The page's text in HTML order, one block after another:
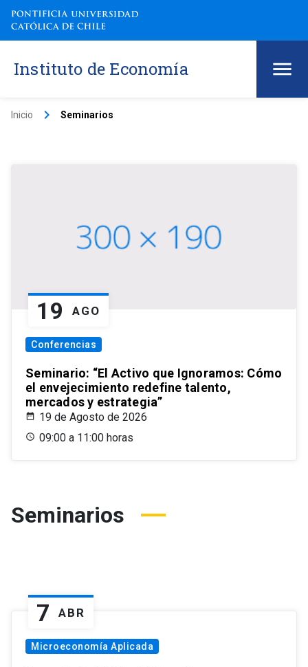
Instituto de Economía
Inicio keyboard_arrow_right Seminarios
19 AGO
Conferencias
Seminario: “El Activo que Ignoramos: Cómo
el envejecimiento redefine talento,
mercados y estrategia”
19 de Agosto de 2026
09:00 a 11:00 horas
Seminarios
7 ABR
Microeconomía Aplicada